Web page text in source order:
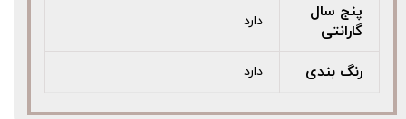
پنج سال
گارانتی
دارد
رنگ بندی دارد